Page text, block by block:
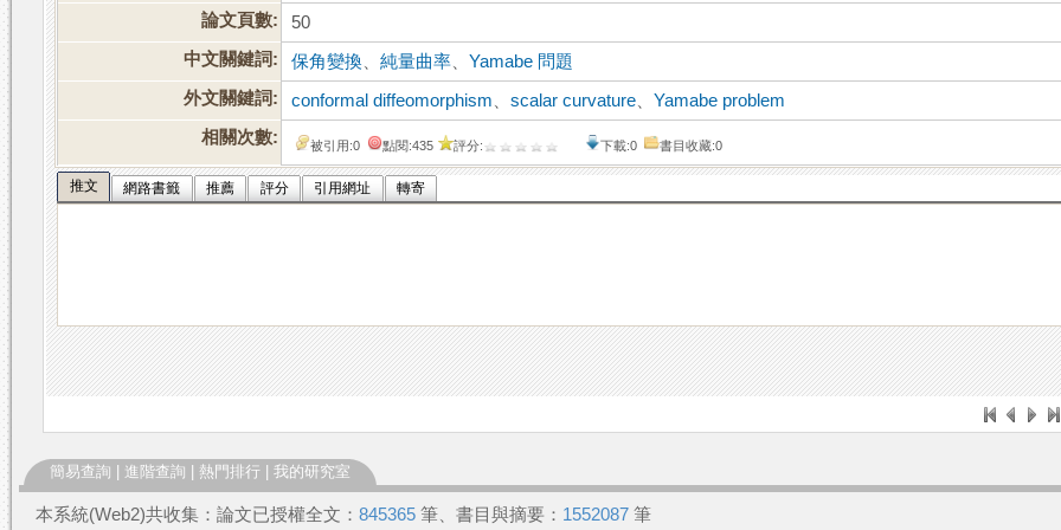
論文頁數:
50
中文關鍵詞:
保角變換 、純量曲率 、Yamabe 問題
外文關鍵詞:
conformal diffeomorphism 、scalar curvature 、Yamabe problem
相關次數:
被引用:0 點閱:435 評分: 下載:0 書目收藏:0
推文 網路書籤 推薦 評分 引用網址 轉寄
簡易查詢 進階查詢 熱門排行 我的研究室
本系統(Web2)共收集：論文已授權全文： 845365 筆、書目與摘要： 1552087 筆